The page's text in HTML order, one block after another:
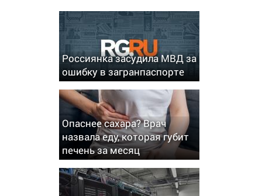
Россиянка засудила МВД за
ошибку в загранпаспорте
Опаснее сахара? Врач
назвала еду, которая губит
печень за месяц